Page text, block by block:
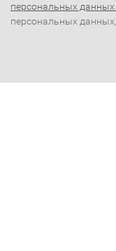
персональных данных
персональных